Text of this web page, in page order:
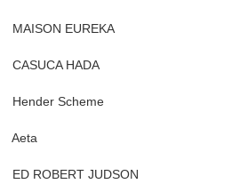
MAISON EUREKA
CASUCA HADA
Hender Scheme
Aeta
ED ROBERT JUDSON